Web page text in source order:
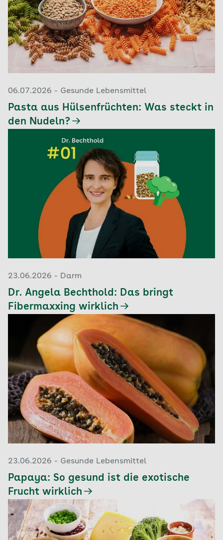
06.07.2026 - Gesunde Lebensmittel
Pasta aus Hülsenfrüchten: Was steckt in
den Nudeln?
23.06.2026 - Darm
Dr. Angela Bechthold: Das bringt
Fibermaxxing wirklich
23.06.2026 - Gesunde Lebensmittel
Papaya: So gesund ist die exotische
Frucht wirklich